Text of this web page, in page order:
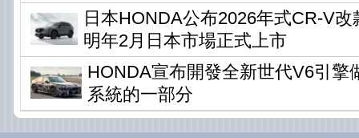
日本HONDA公布2026年式CR-V
明年2月日本市場正式上市
HONDA宣布開發全新世代V6引擎
系統的一部分